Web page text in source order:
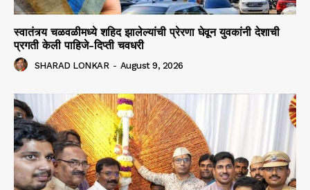
स्वातंत्र्य चळवळीमध्ये शहिद झालेल्यांची प्रेरणा घेवून युवकांनी देशाची
प्रगती केली पाहिजे-दिप्ती चवधरी
SHARAD LONKAR - August 9, 2026